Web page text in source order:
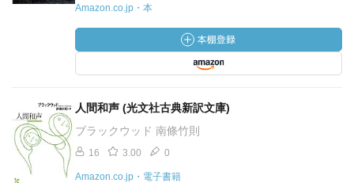
Amazon.co.jp・本
人間和声 (光文社古典新訳文庫)
ブラックウッド 南條竹則
16 3.00 0
Amazon.co.jp・電子書籍